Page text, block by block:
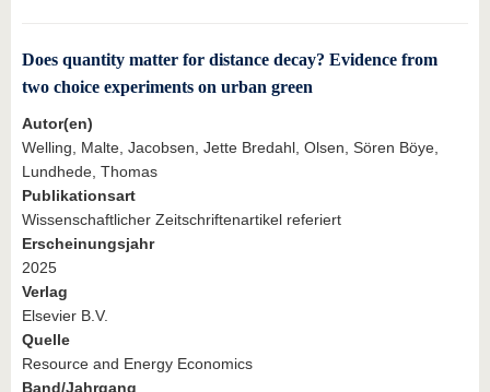
Does quantity matter for distance decay? Evidence from
two choice experiments on urban green
Autor(en)
Welling, Malte, Jacobsen, Jette Bredahl, Olsen, Sören Böye,
Lundhede, Thomas
Publikationsart
Wissenschaftlicher Zeitschriftenartikel referiert
Erscheinungsjahr
2025
Verlag
Elsevier B.V.
Quelle
Resource and Energy Economics
Band/Jahrgang